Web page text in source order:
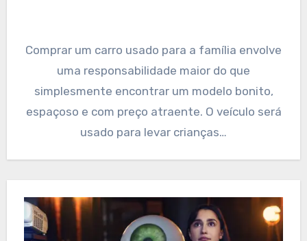
Comprar um carro usado para a família envolve
uma responsabilidade maior do que
simplesmente encontrar um modelo bonito,
espaçoso e com preço atraente. O veículo será
usado para levar crianças…